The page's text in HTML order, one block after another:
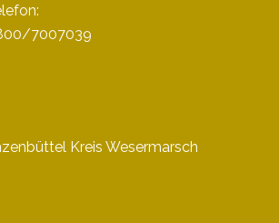
7007039
Kreis Wesermarsch